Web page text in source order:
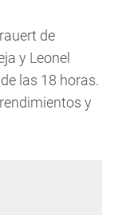
de
y Leonel
las 18 horas.
y